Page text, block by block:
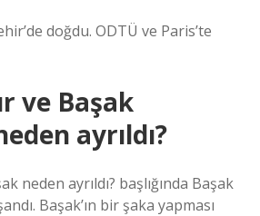
doğdu. ODTÜ ve Paris’te
ve Başak
ayrıldı?
neden ayrıldı? başlığında Başak
Başak’ın bir şaka yapması